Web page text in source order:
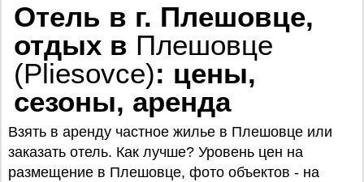
Отель в г. Плешовце,
отдых в Плешовце
(Pliesovce): цены,
сезоны, аренда
Взять в аренду частное жилье в Плешовце или
заказать отель. Как лучше? Уровень цен на
размещение в Плешовце, фото объектов - на